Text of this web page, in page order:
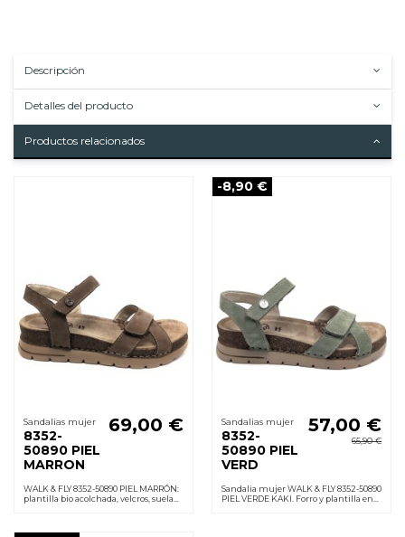
Descripción
Detalles del producto
Productos relacionados
Sandalias mujer
8352-
50890 PIEL
MARRON
69,00 €
WALK & FLY 8352-50890 PIEL MARRÓN:
plantilla bio acolchada, velcros, suela
-8,90 €
Sandalias mujer
8352-
50890 PIEL
VERD
57,00 €
65,90 €
Sandalia mujer WALK & FLY 8352-50890
PIEL VERDE KAKI. Forro y plantilla en